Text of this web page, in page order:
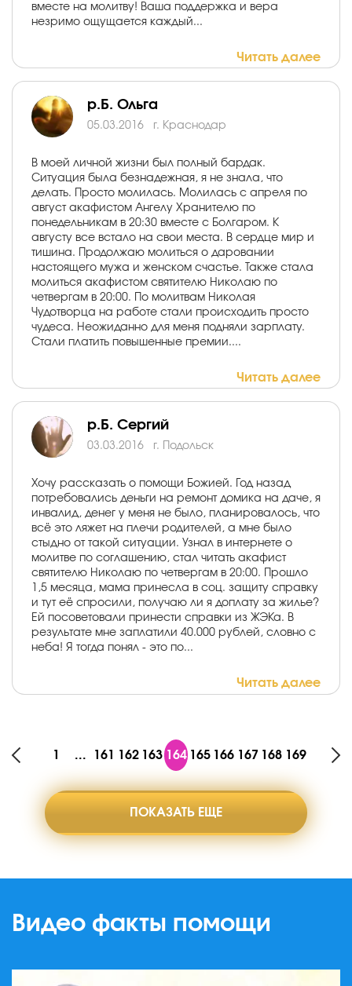
вместе на молитву! Ваша поддержка и вера
незримо ощущается каждый...
Читать далее
р.Б. Ольга
05.03.2016 г. Краснодар
В моей личной жизни был полный бардак.
Ситуация была безнадежная, я не знала, что
делать. Просто молилась. Молилась с апреля по
август акафистом Ангелу Хранителю по
понедельникам в 20:30 вместе с Болгаром. К
августу все встало на свои места. В сердце мир и
тишина. Продолжаю молиться о даровании
настоящего мужа и женском счастье. Также стала
молитьcя акафистом святителю Николаю по
четвергам в 20:00. По молитвам Николая
Чудотворца на работе стали происходить просто
чудеса. Неожиданно для меня подняли зарплату.
Стали платить повышенные премии....
Читать далее
р.Б. Сергий
03.03.2016 г. Подольск
Хочу рассказать о помощи Божией. Год назад
потребовались деньги на ремонт домика на даче, я
инвалид, денег у меня не было, планировалось, что
всё это ляжет на плечи родителей, а мне было
стыдно от такой ситуации. Узнал в интернете о
молитве по соглашению, стал читать акафист
святителю Николаю по четвергам в 20:00. Прошло
1,5 месяца, мама принесла в соц. защиту справку
и тут её спросили, получаю ли я доплату за жилье?
Ей посоветовали принести справки из ЖЭКа. В
результате мне заплатили 40.000 рублей, словно с
неба! Я тогда понял - это по...
Читать далее
1 ... 161 162 163 164 165 166 167 168 169
ПОКАЗАТЬ ЕЩЕ
Видео факты помощи